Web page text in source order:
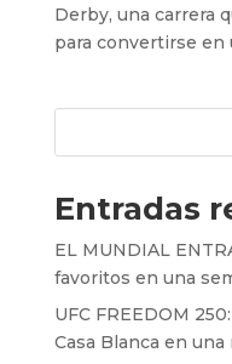
Derby, una carrera
para convertirse en
Entradas
EL MUNDIAL
favoritos en una
UFC FREEDOM
Casa Blanca en